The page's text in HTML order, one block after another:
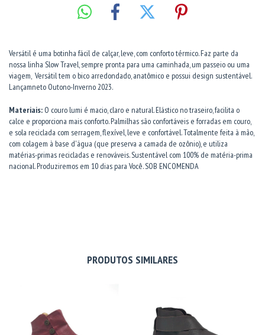
Versátil é uma botinha fácil de calçar, leve, com conforto térmico. Faz parte da
nossa linha Slow Travel, sempre pronta para uma caminhada, um passeio ou uma
viagem, Versátil tem o bico arredondado, anatômico e possui design sustentável.
Lançamneto Outono-Inverno 2023.
Materiais: O couro lumi é macio, claro e natural. Elástico no traseiro, facilita o
calce e proporciona mais conforto. Palmilhas são confortáveis e forradas em couro,
e sola reciclada com serragem, flexível, leve e confortável. Totalmente feita à mão,
com colagem à base d'água (que preserva a camada de ozônio), e utiliza
matérias-primas recicladas e renováveis. Sustentável com 100% de matéria-prima
nacional. Produziremos em 10 dias para Você. SOB ENCOMENDA
PRODUTOS SIMILARES